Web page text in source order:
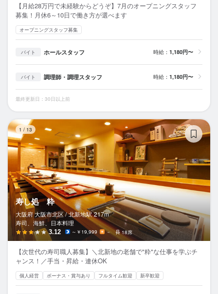
【月給28万円で未経験からどうぞ】7月のオープニングスタッフ
募集！月休6～10日で働き方が選べます
オープニングスタッフ募集
バイト ホールスタッフ 時給： 1,180円〜
バイト 調理師・調理スタッフ 時給： 1,180円〜
最終更新日：30日以上前
1 / 13
寿し処 粋
大阪府 大阪市北区 / 北新地駅 217m
寿司、海鮮、日本料理
3.12 ～￥19,999 － 18席
【次世代の寿司職人募集】＼北新地の老舗で"粋"な仕事を学ぶチ
ャンス！／手当・昇給・連休OK
個人経営 ボーナス・賞与あり フルタイム歓迎 新卒歓迎